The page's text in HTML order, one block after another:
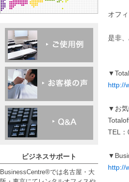
オフ
是非
http://
▼お気
TEL：
http://
ビジネスサポート
BusinessCentre®では名古屋・大